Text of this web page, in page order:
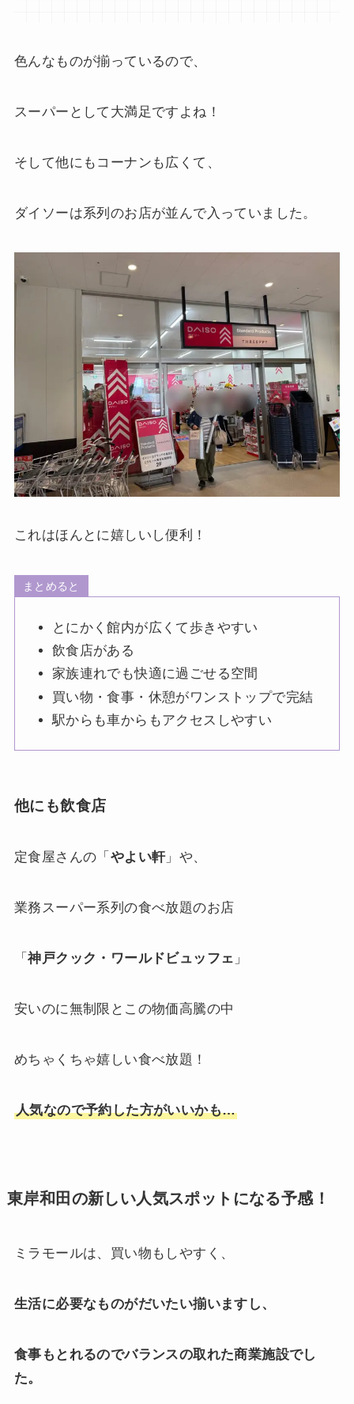
色んなものが揃っているので、
スーパーとして大満足ですよね！
そして他にもコーナンも広くて、
ダイソーは系列のお店が並んで入っていました。
これはほんとに嬉しいし便利！
まとめると
とにかく館内が広くて歩きやすい
飲食店がある
家族連れでも快適に過ごせる空間
買い物・食事・休憩がワンストップで完結
駅からも車からもアクセスしやすい
他にも飲食店
定食屋さんの「 やよい軒」や、
業務スーパー系列の食べ放題のお店
「神戸クック・ワールドビュッフェ 」
安いのに無制限とこの物価高騰の中
めちゃくちゃ嬉しい食べ放題！
人気なので予約した方がいいかも…
東岸和田の新しい人気スポットになる予感！
ミラモールは、買い物もしやすく、
生活に必要なものがだいたい揃いますし、
食事もとれるのでバランスの取れた商業施設でし
た。